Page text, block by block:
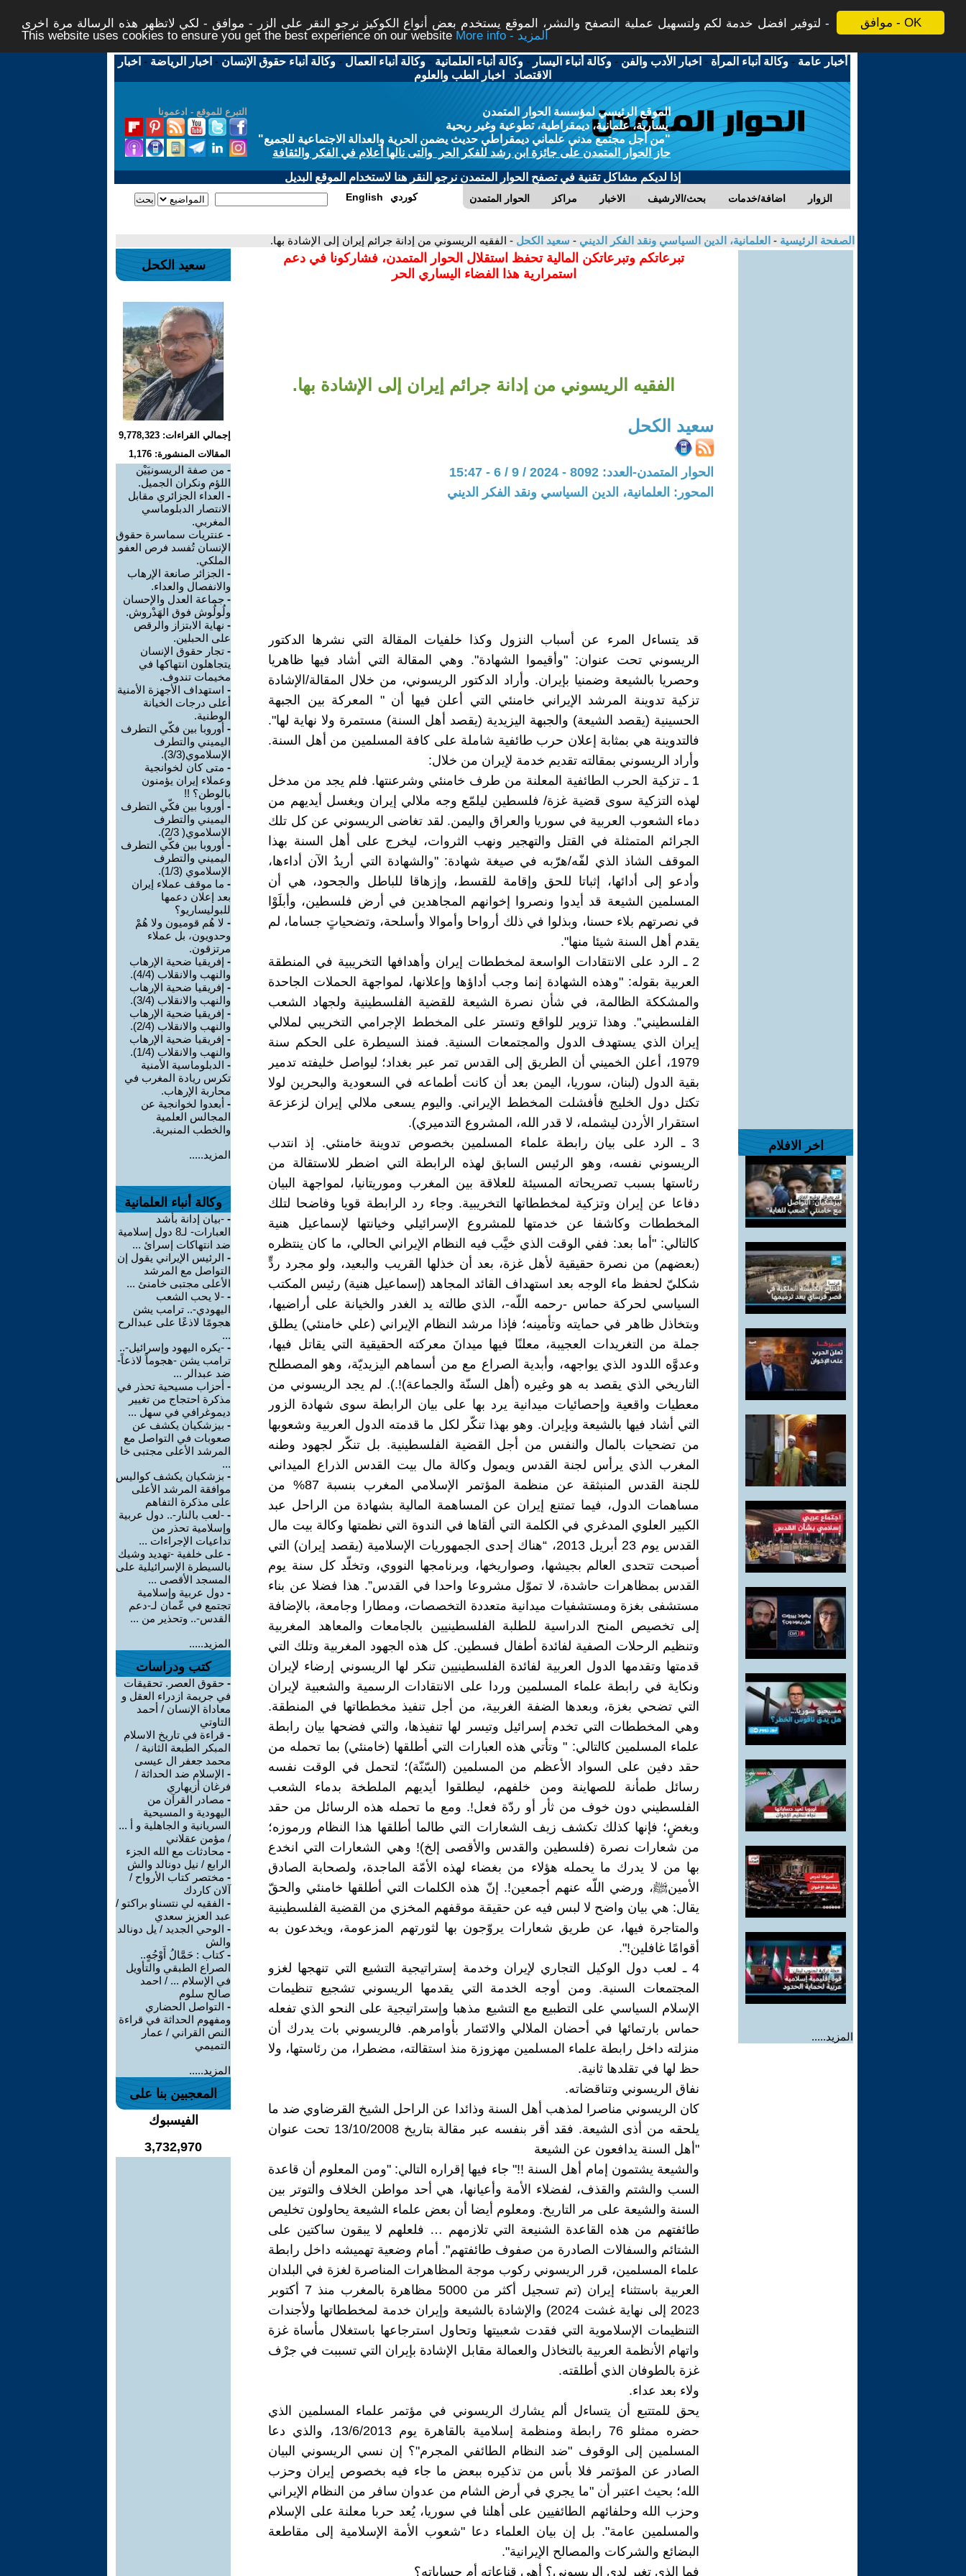
موافق - OK
لتوفير افضل خدمة لكم ولتسهيل عملية التصفح والنشر، الموقع يستخدم بعض أنواع الكوكيز نرجو النقر على الزر - موافق - لكي لاتظهر هذه الرسالة مرة اخرى -
This website uses cookies to ensure you get the best experience on our website
More info - المزيد
أخبار عامة -وكالة أنباء المرأة - اخبار الأدب والفن -وكالة أنباء اليسار -وكالة أنباء العلمانية -وكالة أنباء العمال -وكالة أنباء حقوق الإنسان - اخبار الرياضة - اخبار
الاقتصاد - اخبار الطب والعلوم
التبرع للموقع - ادعمونا
الموقع الرئيسي لمؤسسة الحوار المتمدن
يسارية، علمانية، ديمقراطية، تطوعية وغير ربحية
"من أجل مجتمع مدني علماني ديمقراطي حديث يضمن الحرية والعدالة الاجتماعية للجميع"
حاز الحوار المتمدن على جائزة ابن رشد للفكر الحر والتى نالها أعلام في الفكر والثقافة
إذا لديكم مشاكل تقنية في تصفح الحوار المتمدن نرجو النقر هنا لاستخدام الموقع البديل
الحوار المتمدن مراكز الاخبار بحث/الارشيف اضافة/خدمات الزوار English كوردي
الصفحة الرئيسية - العلمانية، الدين السياسي ونقد الفكر الديني - سعيد الكحل - الفقيه الريسوني من إدانة جرائم إيران إلى الإشادة بها.
اخر الافلام
المزيد.....
تبرعاتكم وتبرعاتكن المالية تحفظ استقلال الحوار المتمدن، فشاركونا في دعم
استمرارية هذا الفضاء اليساري الحر
الفقيه الريسوني من إدانة جرائم إيران إلى الإشادة بها.
سعيد الكحل
الحوار المتمدن-العدد: 8092 - 2024 / 9 / 6 - 15:47
المحور: العلمانية، الدين السياسي ونقد الفكر الديني
قد يتساءل المرء عن أسباب النزول وكذا خلفيات المقالة التي نشرها الدكتور
الريسوني تحت عنوان: "وأقيموا الشهادة". وهي المقالة التي أشاد فيها ظاهريا
وحصريا بالشيعة وضمنيا بإيران. وأراد الدكتور الريسوني، من خلال المقالة/الإشادة
تزكية تدوينة المرشد الإيراني خامنئي التي أعلن فيها أن " المعركة بين الجبهة
الحسينية (يقصد الشيعة) والجبهة اليزيدية (يقصد أهل السنة) مستمرة ولا نهاية لها".
فالتدوينة هي بمثابة إعلان حرب طائفية شاملة على كافة المسلمين من أهل السنة.
وأراد الريسوني بمقالته تقديم خدمة لإيران من خلال:
1 ـ تزكية الحرب الطائفية المعلنة من طرف خامنئي وشرعنتها. فلم يجد من مدخل
لهذه التزكية سوى قضية غزة/ فلسطين ليلمّع وجه ملالي إيران ويغسل أيديهم من
دماء الشعوب العربية في سوريا والعراق واليمن. لقد تغاضى الريسوني عن كل تلك
الجرائم المتمثلة في القتل والتهجير ونهب الثروات، ليخرج على أهل السنة بهذا
الموقف الشاذ الذي لفّه/هرّبه في صيغة شهادة: "والشهادة التي أريدُ الآن أداءها،
وأدعو إلى أدائها، إثباتا للحق وإقامة للقسط، وإزهاقا للباطل والجحود، هي أن
المسلمين الشيعة قد أيدوا ونصروا إخوانهم المجاهدين في أرض فلسطين، وأبلَوْا
في نصرتهم بلاء حسنا، وبذلوا في ذلك أرواحا وأموالا وأسلحة، وتضحياتٍ جساما، لم
يقدم أهل السنة شيئا منها".
2 ـ الرد على الانتقادات الواسعة لمخططات إيران وأهدافها التخريبية في المنطقة
العربية بقوله: "وهذه الشهادة إنما وجب أداؤها وإعلانها، لمواجهة الحملات الجاحدة
والمشككة الظالمة، في شأن نصرة الشيعة للقضية الفلسطينية ولجهاد الشعب
الفلسطيني". وهذا تزوير للواقع وتستر على المخطط الإجرامي التخريبي لملالي
إيران الذي يستهدف الدول والمجتمعات السنية. فمنذ السيطرة على الحكم سنة
1979، أعلن الخميني أن الطريق إلى القدس تمر عبر بغداد؛ ليواصل خليفته تدمير
بقية الدول (لبنان، سوريا، اليمن بعد أن كانت أطماعه في السعودية والبحرين لولا
تكتل دول الخليج فأفشلت المخطط الإيراني. واليوم يسعى ملالي إيران لزعزعة
استقرار الأردن ليشمله، لا قدر الله، المشروع التدميري).
3 ـ الرد على بيان رابطة علماء المسلمين بخصوص تدوينة خامنئي. إذ انتدب
الريسوني نفسه، وهو الرئيس السابق لهذه الرابطة التي اضطر للاستقالة من
رئاستها بسبب تصريحاته المسيئة للعلاقة بين المغرب وموريتانيا، لمواجهة البيان
دفاعا عن إيران وتزكية لمخططاتها التخريبية. وجاء رد الرابطة قويا وفاضحا لتلك
المخططات وكاشفا عن خدمتها للمشروع الإسرائيلي وخيانتها لإسماعيل هنية
كالتالي: "أما بعد: ففي الوقت الذي خيَّب فيه النظام الإيراني الحالي، ما كان ينتظره
(بعضهم) من نصرة حقيقية لأهل غزة، بعد أن خذلها القريب والبعيد، ولو مجرد ردٍّ
شكليّ لحفظ ماء الوجه بعد استهداف القائد المجاهد (إسماعيل هنية) رئيس المكتب
السياسي لحركة حماس -رحمه اللّه-، الذي طالته يد الغدر والخيانة على أراضيها،
وبتخاذل ظاهر في حمايته وتأمينه؛ فإذا مرشد النظام الإيراني (علي خامنئي) يطلق
جملة من التغريدات العجيبة، معلنًا فيها ميدانَ معركته الحقيقية التي يقاتل فيها،
وعدوَّه اللدود الذي يواجهه، وأبدية الصراع مع من أسماهم اليزيديّة، وهو المصطلح
التاريخي الذي يقصد به هو وغيره (أهل السنّة والجماعة)!.). لم يجد الريسوني من
معطيات واقعية وإحصائيات ميدانية يرد بها على بيان الرابطة سوى شهادة الزور
التي أشاد فيها بالشيعة وبإيران. وهو بهذا تنكّر لكل ما قدمته الدول العربية وشعوبها
من تضحيات بالمال والنفس من أجل القضية الفلسطينية. بل تنكّر لجهود وطنه
المغرب الذي يرأس لجنة القدس ويمول وكالة مال بيت القدس الذراع الميداني
للجنة القدس المنبثقة عن منظمة المؤتمر الإسلامي المغرب بنسبة 87% من
مساهمات الدول، فيما تمتنع إيران عن المساهمة المالية بشهادة من الراحل عبد
الكبير العلوي المدغري في الكلمة التي ألقاها في الندوة التي نظمتها وكالة بيت مال
القدس يوم 23 أبريل 2013، “هناك إحدى الجمهوريات الإسلامية (يقصد إيران) التي
أصبحت تتحدى العالم بجيشها، وصواريخها، وبرنامجها النووي، وتخلّد كل سنة يوم
القدس بمظاهرات حاشدة، لا تموّل مشروعا واحدا في القدس”. هذا فضلا عن بناء
مستشفى بغزة ومستشفيات ميدانية متعددة التخصصات، ومطارا وجامعة، بالإضافة
إلى تخصيص المنح الدراسية للطلبة الفلسطينيين بالجامعات والمعاهد المغربية
وتنظيم الرحلات الصفية لفائدة أطفال فسطين. كل هذه الجهود المغربية وتلك التي
قدمتها وتقدمها الدول العربية لفائدة الفلسطينيين تنكر لها الريسوني إرضاء لإيران
ونكاية في رابطة علماء المسلمين وردا على الانتقادات الرسمية والشعبية لإيران
التي تضحي بغزة، وبعدها الضفة الغربية، من أجل تنفيذ مخططاتها في المنطقة.
وهي المخططات التي تخدم إسرائيل وتيسر لها تنفيذها، والتي فضحها بيان رابطة
علماء المسلمين كالتالي: " وتأتي هذه العبارات التي أطلقها (خامنئي) بما تحمله من
حقد دفين على السواد الأعظم من المسلمين (السّنّة)؛ لتحمل في الوقت نفسه
رسائل طمأنة للصهاينة ومن خلفهم، ليطلقوا أيديهم الملطخة بدماء الشعب
الفلسطيني دون خوف من ثأر أو ردّة فعل!. ومع ما تحمله هذه الرسائل من حقد
وبغضٍ؛ فإنها كذلك تكشف زيف الشعارات التي طالما أطلقها هذا النظام ورموزه؛
من شعارات نصرة (فلسطين والقدس والأقصى إلخ)! وهي الشعارات التي انخدع
بها من لا يدرك ما يحمله هؤلاء من بغضاء لهذه الأمّة الماجدة، ولصحابة الصادق
الأمينﷺ، ورضي اللّه عنهم أجمعين!. إنّ هذه الكلمات التي أطلقها خامنئي والحقّ
يقال: هي بيان واضح لا لبس فيه عن حقيقة موقفهم المخزي من القضية الفلسطينية
والمتاجرة فيها، عن طريق شعارات يروّجون بها لثورتهم المزعومة، ويخدعون به
أقوامًا غافلين!".
4 ـ لعب دول الوكيل التجاري لإيران وخدمة إستراتيجية التشيع التي تنهجها لغزو
المجتمعات السنية. ومن أوجه الخدمة التي يقدمها الريسوني تشجيع تنظيمات
الإسلام السياسي على التطبيع مع التشيع مذهبا وإستراتيجية على النحو الذي تفعله
حماس بارتمائها في أحضان الملالي والائتمار بأوامرهم. فالريسوني بات يدرك أن
منزلته داخل رابطة علماء المسلمين مهزوزة منذ استقالته، مضطرا، من رئاستها، ولا
حظ لها في تقلدها ثانية.
نفاق الريسوني وتناقضاته.
كان الريسوني مناصرا لمذهب أهل السنة وذائدا عن الراحل الشيخ القرضاوي ضد ما
يلحقه من أذى الشيعة. فقد أقر بنفسه عبر مقالة بتاريخ 13/10/2008 تحت عنوان
"أهل السنة يدافعون عن الشيعة
والشيعة يشتمون إمام أهل السنة !!" جاء فيها إقراره التالي: "ومن المعلوم أن قاعدة
السب والشتم والقذف، لفضلاء الأمة وأعيانها، هي أحد مواطن الخلاف والتوتر بين
السنة والشيعة على مر التاريخ. ومعلوم أيضا أن بعض علماء الشيعة يحاولون تخليص
طائفتهم من هذه القاعدة الشنيعة التي تلازمهم … فلعلهم لا يبقون ساكتين على
الشتائم والسفالات الصادرة من صفوف طائفتهم". أمام وضعية تهميشه داخل رابطة
علماء المسلمين، قرر الريسوني ركوب موجة المظاهرات المناصرة لغزة في البلدان
العربية باستثناء إيران (تم تسجيل أكثر من 5000 مظاهرة بالمغرب منذ 7 أكتوبر
2023 إلى نهاية غشت 2024) والإشادة بالشيعة وإيران خدمة لمخططاتها ولأجندات
التنظيمات الإسلاموية التي فقدت شعبيتها وتحاول استرجاعها باستغلال مأساة غزة
واتهام الأنظمة العربية بالتخاذل والعمالة مقابل الإشادة بإيران التي تسببت في جرْف
غزة بالطوفان الذي أطلقته.
ولاء بعد عداء.
يحق للمتتبع أن يتساءل ألم يشارك الريسوني في مؤتمر علماء المسلمين الذي
حضره ممثلو 76 رابطة ومنظمة إسلامية بالقاهرة يوم 13/6/2013، والذي دعا
المسلمين إلى الوقوف "ضد النظام الطائفي المجرم"؟ إن نسي الريسوني البيان
الصادر عن المؤتمر فلا بأس من تذكيره ببعض ما جاء فيه بخصوص إيران وحزب
الله؛ بحيث اعتبر أن "ما يجري في أرض الشام من عدوان سافر من النظام الإيراني
وحزب الله وحلفائهم الطائفيين على أهلنا في سوريا، يُعد حربا معلنة على الإسلام
والمسلمين عامة". بل إن بيان العلماء دعا "شعوب الأمة الإسلامية إلى مقاطعة
البضائع والشركات والمصالح الإيرانية".
فما الذي تغير لدى الريسوني؟ أهي قناعاته أم حساباته؟
سعيد الكحل
إجمالي القراءات: 9,778,323
المقالات المنشورة: 1,176
- من صفة الريسونيَيْن
اللؤم ونكران الجميل.
- العداء الجزائري مقابل
الانتصار الدبلوماسي
المغربي.
- عنتريات سماسرة حقوق
الإنسان تُفسد فرص العفو
الملكي.
- الجزائر صانعة الإرهاب
والانفصال والعداء.
- جماعة العدل والإحسان
ولُولُوش فوق الهَدْروش.
- نهاية الابتزاز والرقص
على الحبلين.
- تجار حقوق الإنسان
يتجاهلون انتهاكها في
مخيمات تندوف.
- استهداف الأجهزة الأمنية
أعلى درجات الخيانة
الوطنية.
- أوروبا بين فكّي التطرف
اليميني والتطرف
الإسلاموي(3/3).
- متى كان لخوانجية
وعملاء إيران يؤمنون
بالوطن؟ !!
- أوروبا بين فكّي التطرف
اليميني والتطرف
الإسلاموي( 2/3).
- أوروبا بين فكّي التطرف
اليميني والتطرف
الإسلاموي (1/3).
- ما موقف عملاء إيران
بعد إعلان دعمها
للبوليساريو؟
- لا هُم قوميون ولا هُمْ
وحدويون، بل عملاء
مرتزقون.
- إفريقيا ضحية الإرهاب
والنهب والانقلاب (4/4).
- إفريقيا ضحية الإرهاب
والنهب والانقلاب (3/4).
- إفريقيا ضحية الإرهاب
والنهب والانقلاب (2/4).
- إفريقيا ضحية الإرهاب
والنهب والانقلاب (1/4).
- الدبلوماسية الأمنية
تكرس ريادة المغرب في
محاربة الإرهاب.
- أبعدوا لخوانجية عن
المجالس العلمية
والخطب المنبرية.
المزيد.....
وكالة أنباء العلمانية
- -بيان إدانة بأشد
العبارات- لـ8 دول إسلامية
ضد انتهاكات إسرائ ...
- الرئيس الإيراني يقول إن
التواصل مع المرشد
الأعلى مجتبى خامنئ ...
- -لا يحب الشعب
اليهودي-.. ترامب يشن
هجومًا لاذعًا على عبدالرح
...
- -يكره اليهود وإسرائيل-..
ترامب يشن -هجوماً لاذعاً-
ضد عبدالر ...
- أحزاب مسيحية تحذر في
مذكرة احتجاج من تغيير
ديموغرافي في سهل ...
- بيزشكيان يكشف عن
صعوبات في التواصل مع
المرشد الأعلى مجتبى خا
...
- بزشكيان يكشف كواليس
موافقة المرشد الأعلى
على مذكرة التفاهم
- -لعب بالنار-.. دول عربية
وإسلامية تحذر من
تداعيات الإجراءات ...
- على خلفية -تهديد وشيك
بالسيطرة الإسرائيلية على
المسجد الأقصى ...
- دول عربية وإسلامية
تجتمع في عّمان لـ-دعم
القدس-.. وتحذير من ...
المزيد.....
كتب ودراسات
- حقوق العصر. تحقيقات
في جريمة ازدراء العقل و
معاداة الإنسان / أحمد
التاوتي
- قراءة في تاريخ الاسلام
المبكر الطبعة الثانية /
محمد جعفر ال عيسى
- الإسلام ضد الحداثة /
فرغان أزيهاري
- مصادر القرآن من
اليهودية و المسيحية
السريانية و الجاهلية و أ ...
/ مؤمن عقلاني
- محادثات مع الله الجزء
الرابع / نيل دونالد والش
- مختصر كتاب الأرواح /
آلان كاردك
- الفقيه لي نتسناو براكتو /
عبد العزيز سعدي
- الوحي الجديد / يل دونالد
والش
-كتاب : حَمَّالُ أَوْجُهٍ..
الصراع الطبقي والتأويل
في الإسلام ... / احمد
صالح سلوم
- التواصل الحضاري
ومفهوم الحداثة في قراءة
النص القراني / عمار
التميمي
المزيد.....
المعجبين بنا على
الفيسبوك
3,732,970